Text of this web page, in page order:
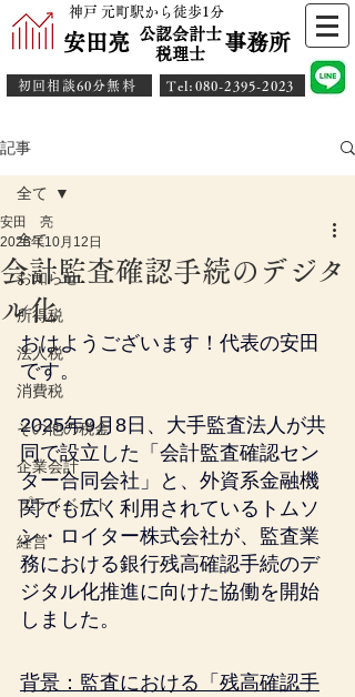
神戸 元町駅から徒歩1分
安田亮 事務所
公認会計士
​税理士
初回相談60分無料 ​Tel:080-2395-2023
記事
全て
お知らせ
所得税
法人税
消費税
その他の税金
企業会計
プライベート
経営
全て
会計監査確認手続のデジタ
ル化
安田 亮
2025年10月12日
おはようございます！代表の安田
です。
2025年9月8日、大手監査法人が共
同で設立した「会計監査確認セン
ター合同会社」と、外資系金融機
関でも広く利用されているトムソ
ン・ロイター株式会社が、監査業
務における銀行残高確認手続のデ
ジタル化推進に向けた協働を開始
しました。
背景：監査における「残高確認手